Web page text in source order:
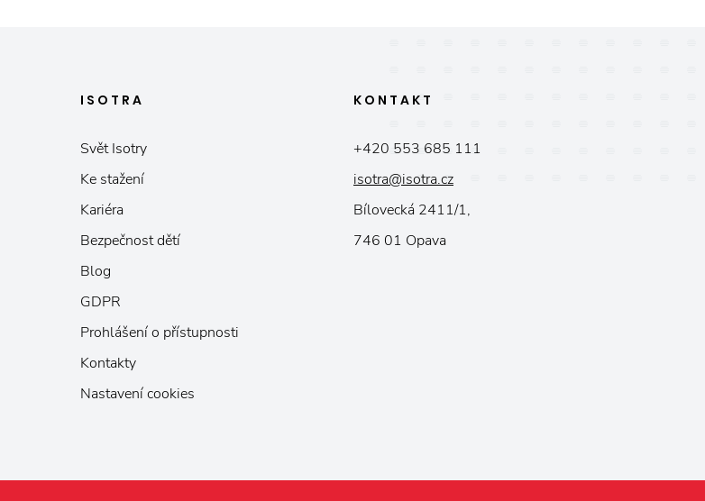
ISOTRA
Svět Isotry
Ke stažení
Kariéra
Bezpečnost dětí
Blog
GDPR
Prohlášení o přístupnosti
Kontakty
Nastavení cookies
KONTAKT
+420 553 685 111
isotra@isotra.cz
Bílovecká 2411/1,
746 01 Opava